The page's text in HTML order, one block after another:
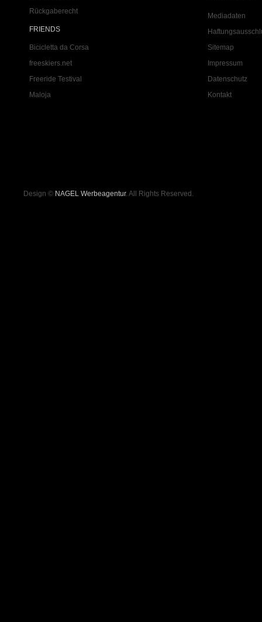
Rückgaberecht
FRIENDS
Bicicletta da Corsa
freeskiers.net
Freeride Testival
Maloja
Mediadaten
Sitemap
Impressum
Datenschutz
Kontakt
Design © NAGEL Werbeagentur. All Rights Reserved.